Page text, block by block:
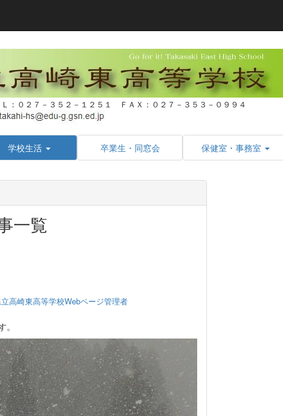
：０２７－３５２－１２５１ ＦＡＸ：０２７－３５３－０９９４
学校生活 卒業生・同窓会 保健室・事務室
一覧
高崎東高等学校Webページ管理者